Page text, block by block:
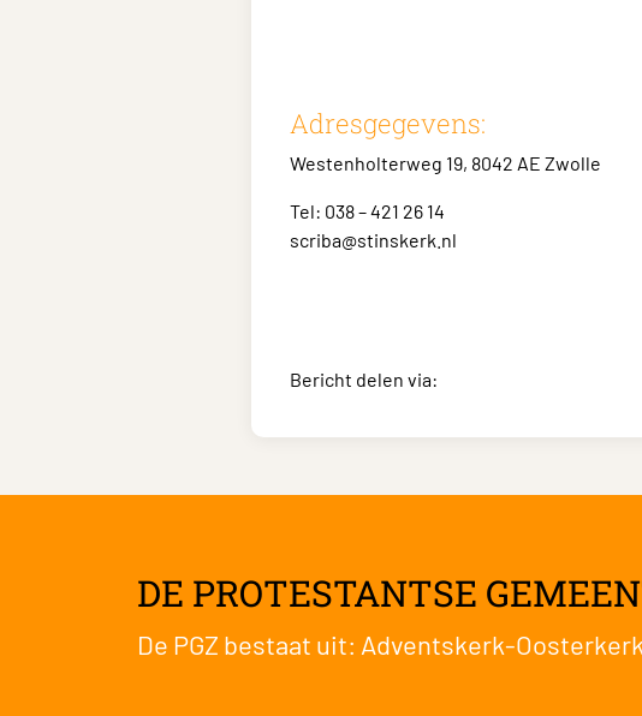
Adresgegevens:
Westenholterweg 19, 8042 AE Zwolle
Tel: 038 – 421 26 14
scriba@stinskerk.nl
Bericht delen via:
DE PROTESTANTSE
De PGZ bestaat uit: Adventskerk-Oosterkerk